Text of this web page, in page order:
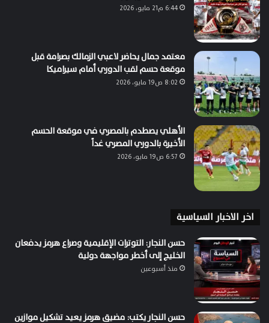
6:44 م21 مايو، 2026
معتمد جمال يحاضر لاعبي الزمالك بصرامة قبل
موقعة حسم لقب الدوري أمام سيراميكا
8:02 ص19 مايو، 2026
الأهلي يصطدم بالمصري في موقعة الحسم
الأخيرة بالدوري المصري غداً
6:57 ص19 مايو، 2026
اخر الاخبار السياسية
حسن النجار: التوترات الإقليمية وصراع هرمز يدفعان
الخليج إلى أخطر مواجهة دولية
منذ أسبوعين
حسن النجار يكتب: مضيق هرمز يعيد تشكيل موازين